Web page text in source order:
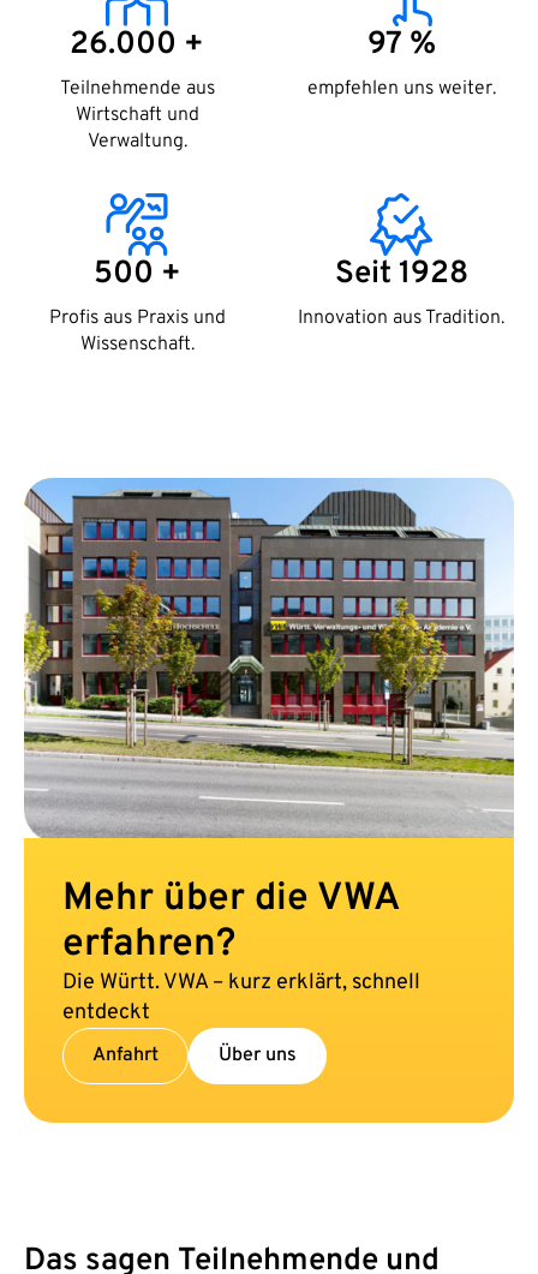
26.000 +
Teilnehmende aus
Wirtschaft und
Verwaltung.
97 %
empfehlen uns weiter.
500 +
Profis aus Praxis und
Wissenschaft.
Seit 1928
Innovation aus Tradition.
Mehr über die VWA
erfahren?
Die Württ. VWA – kurz erklärt, schnell
entdeckt
Anfahrt Über uns
Das sagen Teilnehmende und